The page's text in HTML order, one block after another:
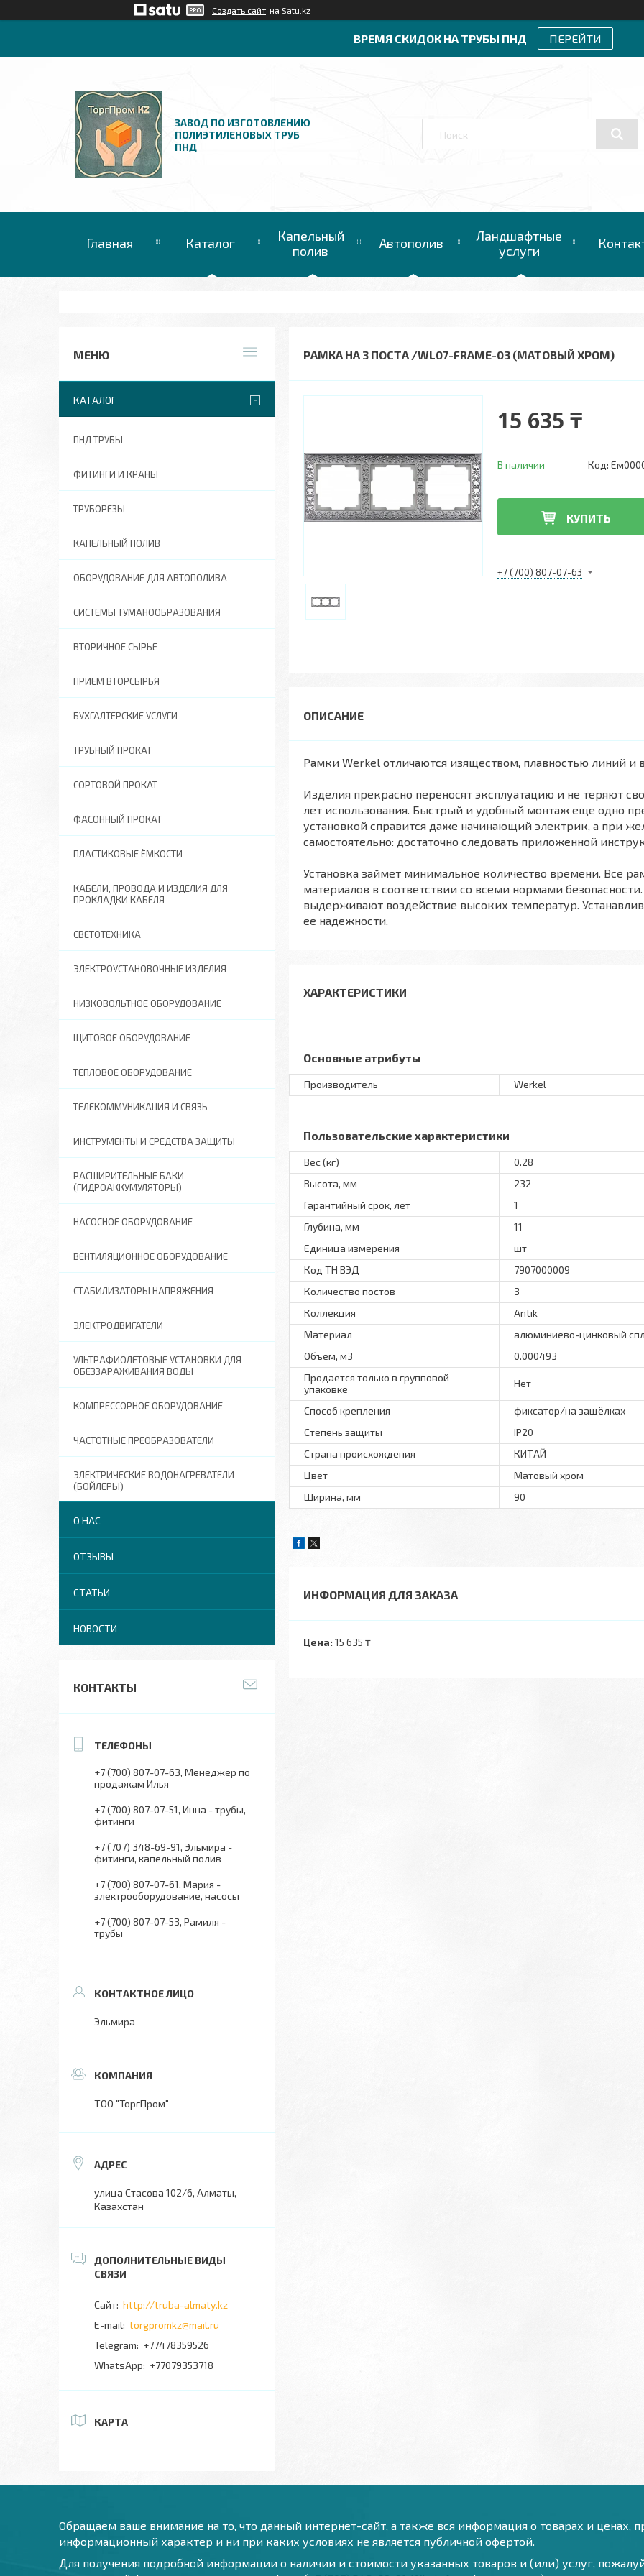
Создать сайт на Satu.kz
ВРЕМЯ СКИДОК НА ТРУБЫ ПНД ПЕРЕЙТИ
ЗАВОД ПО ИЗГОТОВЛЕНИЮ
ПОЛИЭТИЛЕНОВЫХ ТРУБ
ПНД
Главная Каталог
Капельный
полив
Автополив
Ландшафтные
услуги
РАМКА НА 3 ПОСТА /WL07-FRAME-03 (МАТОВЫЙ ХРОМ)
15 635 ₸
В наличии Код:
КУПИТЬ
+7 (700) 807-07-63
Рамки Werkel отличаются изяществом, плавностью линий и
Изделия прекрасно переносят эксплуатацию и не теряют
лет использования. Быстрый и удобный монтаж еще одно
установкой справится даже начинающий электрик, а при
самостоятельно: достаточно следовать приложенной
Установка займет минимальное количество времени. Все
материалов в соответствии со всеми нормами
выдерживают воздействие высоких температур.
ее надежности.
ХАРАКТЕРИСТИКИ
Основные атрибуты
Производитель Werkel
Пользовательские характеристики
Вес (кг)
0.28
Высота, мм
232
Гарантийный срок, лет
1
Глубина, мм
11
Единица измерения
шт
Код ТН ВЭД
7907000009
Количество постов
3
Коллекция
Antik
Материал
алюминиево-цинковый
Объем, м3
0.000493
Продается только в групповой
упаковке
Нет
Способ крепления
фиксатор/на защёлках
Степень защиты
IP20
Страна происхождения
КИТАЙ
Цвет
Матовый хром
Ширина, мм
90
ИНФОРМАЦИЯ ДЛЯ ЗАКАЗА
Цена: 15 635 ₸
КАТАЛОГ
ПНД ТРУБЫ
ФИТИНГИ И КРАНЫ
ТРУБОРЕЗЫ
КАПЕЛЬНЫЙ ПОЛИВ
ОБОРУДОВАНИЕ ДЛЯ АВТОПОЛИВА
СИСТЕМЫ ТУМАНООБРАЗОВАНИЯ
ВТОРИЧНОЕ СЫРЬЕ
ПРИЕМ ВТОРСЫРЬЯ
БУХГАЛТЕРСКИЕ УСЛУГИ
ТРУБНЫЙ ПРОКАТ
СОРТОВОЙ ПРОКАТ
ФАСОННЫЙ ПРОКАТ
ПЛАСТИКОВЫЕ ЁМКОСТИ
КАБЕЛИ, ПРОВОДА И ИЗДЕЛИЯ ДЛЯ
ПРОКЛАДКИ КАБЕЛЯ
СВЕТОТЕХНИКА
ЭЛЕКТРОУСТАНОВОЧНЫЕ ИЗДЕЛИЯ
НИЗКОВОЛЬТНОЕ ОБОРУДОВАНИЕ
ЩИТОВОЕ ОБОРУДОВАНИЕ
ТЕПЛОВОЕ ОБОРУДОВАНИЕ
ТЕЛЕКОММУНИКАЦИЯ И СВЯЗЬ
ИНСТРУМЕНТЫ И СРЕДСТВА ЗАЩИТЫ
РАСШИРИТЕЛЬНЫЕ БАКИ
(ГИДРОАККУМУЛЯТОРЫ)
НАСОСНОЕ ОБОРУДОВАНИЕ
ВЕНТИЛЯЦИОННОЕ ОБОРУДОВАНИЕ
СТАБИЛИЗАТОРЫ НАПРЯЖЕНИЯ
ЭЛЕКТРОДВИГАТЕЛИ
УЛЬТРАФИОЛЕТОВЫЕ УСТАНОВКИ ДЛЯ
ОБЕЗЗАРАЖИВАНИЯ ВОДЫ
КОМПРЕССОРНОЕ ОБОРУДОВАНИЕ
ЧАСТОТНЫЕ ПРЕОБРАЗОВАТЕЛИ
ЭЛЕКТРИЧЕСКИЕ ВОДОНАГРЕВАТЕЛИ
(БОЙЛЕРЫ)
О НАС
ОТЗЫВЫ
СТАТЬИ
НОВОСТИ
КОНТАКТЫ
+7 (700) 807-07-63 Менеджер по
продажам Илья
+7 (700) 807-07-51 Инна - трубы,
фитинги
+7 (707) 348-69-91 Эльмира -
фитинги, капельный полив
+7 (700) 807-07-61 Мария -
электрооборудование, насосы
+7 (700) 807-07-53 Рамиля -
трубы
Эльмира
ТОО "ТоргПром"
улица Стасова 102/6, Алматы,
Казахстан
http://truba-almaty.kz
torgpromkz@mail.ru
+77478359526
+77079353718
КАРТА
Обращаем ваше внимание на то, что данный интернет-сайт, а также вся информация о товарах и ценах,
информационный характер и ни при каких условиях не является публичной офертой.
Для получения подробной информации о наличии и стоимости указанных товаров и (или) услуг,